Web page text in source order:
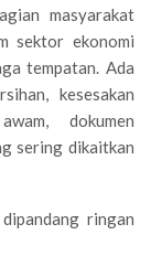
masyarakat
sektor ekonomi
tempatan. Ada
kesesakan
dokumen
sering dikaitkan
ringan